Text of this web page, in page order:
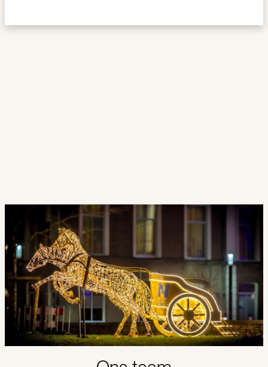
Neem contact met ons op
We kijken ernaar uit om uw locatie om te
toveren in een ware lichtervaring met onze
producten en creatieve concepten.